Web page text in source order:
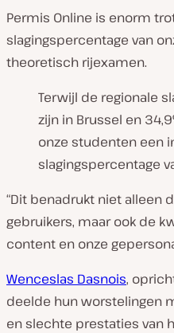
Permis Online is enorm
slagingspercentage van
theoretisch rijexamen.
Terwijl de regionale
zijn in Brussel en
onze studenten een
slagingspercentage
“Dit benadrukt niet alleen
gebruikers, maar ook de
content en onze
Wenceslas Dasnois,
deelde hun worstelingen
en slechte prestaties van